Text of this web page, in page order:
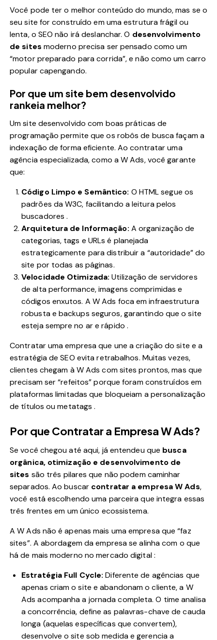
Você pode ter o melhor conteúdo do mundo, mas se o
seu site for construído em uma estrutura frágil ou
lenta, o SEO não irá deslanchar. O desenvolvimento
de sites moderno precisa ser pensado como um
“motor preparado para corrida”, e não como um carro
popular capengando.
Por que um site bem desenvolvido
rankeia melhor?
Um site desenvolvido com boas práticas de
programação permite que os robôs de busca façam a
indexação de forma eficiente. Ao contratar uma
agência especializada, como a W Ads, você garante
que:
Código Limpo e Semântico: O HTML segue os
padrões da W3C, facilitando a leitura pelos
buscadores.
Arquitetura de Informação: A organização de
categorias, tags e URLs é planejada
estrategicamente para distribuir a “autoridade” do
site por todas as páginas.
Velocidade Otimizada: Utilização de servidores
de alta performance, imagens comprimidas e
códigos enxutos. A W Ads foca em infraestrutura
robusta e backups seguros, garantindo que o site
esteja sempre no ar e rápido .
Contratar uma empresa que une a criação do site e a
estratégia de SEO evita retrabalhos. Muitas vezes,
clientes chegam à W Ads com sites prontos, mas que
precisam ser “refeitos” porque foram construídos em
plataformas limitadas que bloqueiam a personalização
de títulos ou metatags.
Por que Contratar a Empresa W Ads?
Se você chegou até aqui, já entendeu que busca
orgânica, otimização e desenvolvimento de
sites são três pilares que não podem caminhar
separados. Ao buscar contratar a empresa W Ads,
você está escolhendo uma parceira que integra essas
três frentes em um único ecossistema.
A W Ads não é apenas mais uma empresa que “faz
sites”. A abordagem da empresa se alinha com o que
há de mais moderno no mercado digital:
Estratégia Full Cycle: Diferente de agências que
apenas criam o site e abandonam o cliente, a W
Ads acompanha a jornada completa. O time analisa
a concorrência, define as palavras-chave de cauda
longa (aquelas específicas que convertem),
desenvolve o site sob medida e gerencia a